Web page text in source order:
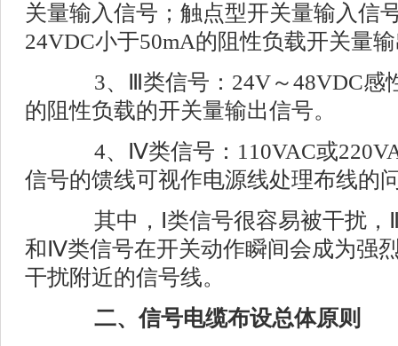
关量输入信号；触点型开关量输入信
24VDC小于50mA的阻性负载开关量
3、Ⅲ类信号：24V～48VDC感
的阻性负载的开关量输出信号。
4、Ⅳ类信号：110VAC或
信号的馈线可视作电源线处理布线的
其中，Ⅰ类信号很容易被干扰，
和Ⅳ类信号在开关动作瞬间会成为强
干扰附近的信号线。
二、信号电缆布设总体原则